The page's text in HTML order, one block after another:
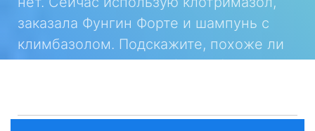
заказала Фунгин Форте и шампунь с
климбазолом. Подскажите, похоже ли
это на дерматофитию (лишай) и